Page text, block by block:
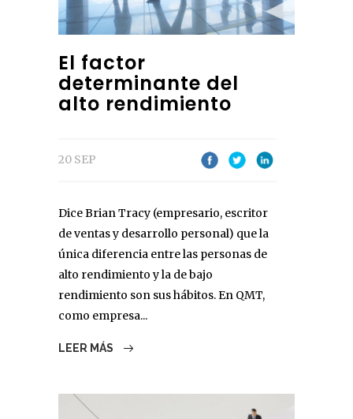
El factor
determinante del
alto rendimiento
20 SEP
Dice Brian Tracy (empresario, escritor
de ventas y desarrollo personal) que la
única diferencia entre las personas de
alto rendimiento y la de bajo
rendimiento son sus hábitos. En QMT,
como empresa...
LEER MÁS